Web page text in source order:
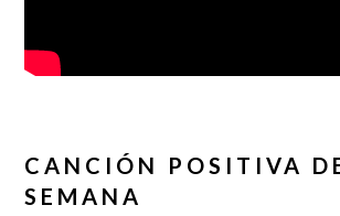
CANCIÓN POSITIVA
SEMANA